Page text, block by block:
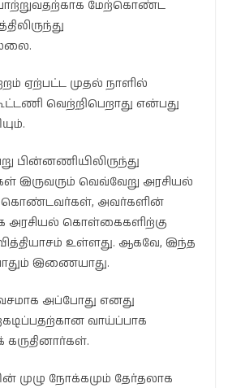
மேற்கொண்ட
ஏற்பட்ட முதல் நாளில்
வெற்றிபெறாது என்பது
பின்னணியிலிருந்து
இருவரும் வெவ்வேறு அரசியல்
அவர்களின்
அரசியல் கொள்கைகளிற்கு
உள்ளது. ஆகவே, இந்த
இணையாது.
அப்போது எனது
வாய்ப்பாக
முழு நோக்கமும் தேர்தலாக